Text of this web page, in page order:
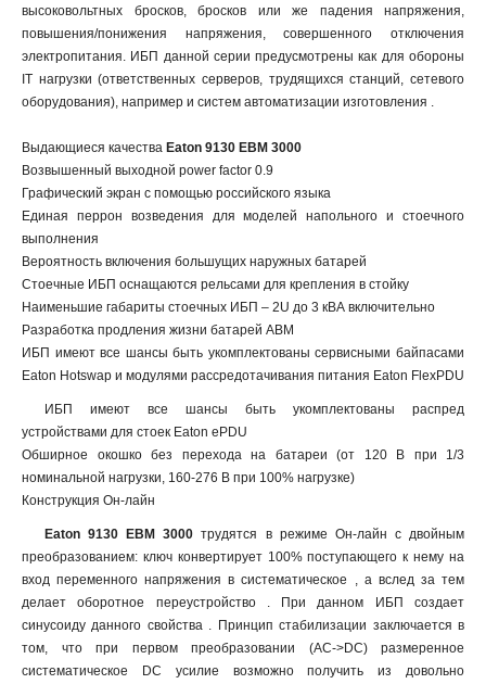
высоковольтных бросков, бросков или же падения напряжения,
повышения/понижения напряжения, совершенного отключения
электропитания. ИБП данной серии предусмотрены как для обороны
IT нагрузки (ответственных серверов, трудящихся станций, сетевого
оборудования), например и систем автоматизации изготовления .
Выдающиеся качества Eaton 9130 EBM 3000
Возвышенный выходной power factor 0.9
Графический экран с помощью российского языка
Единая перрон возведения для моделей напольного и стоечного
выполнения
Вероятность включения большущих наружных батарей
Стоечные ИБП оснащаются рельсами для крепления в стойку
Наименьшие габариты стоечных ИБП – 2U до 3 кВА включительно
Разработка продления жизни батарей ABM
ИБП имеют все шансы быть укомплектованы сервисными байпасами
Eaton Hotswap и модулями рассредотачивания питания Eaton FlexPDU
ИБП имеют все шансы быть укомплектованы распред
устройствами для стоек Eaton ePDU
Обширное окошко без перехода на батареи (от 120 В при 1/3
номинальной нагрузки, 160-276 В при 100% нагрузке)
Конструкция Он-лайн
Eaton 9130 EBM 3000трудятся в режиме Он-лайн с двойным
преобразованием: ключ конвертирует 100% поступающего к нему на
вход переменного напряжения в систематическое , а вслед за тем
делает оборотное переустройство . При данном ИБП создает
синусоиду данного свойства . Принцип стабилизации заключается в
том, что при первом преобразовании (AC->DC) размеренное
систематическое DC усилие возможно получить из довольно